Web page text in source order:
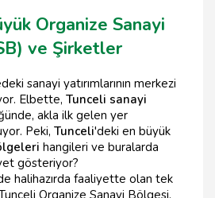
Organize Sanayi
ve Şirketler
sanayi yatırımlarının merkezi
Elbette, Tunceli sanayi
akla ilk gelen yer
Peki, Tunceli'deki en büyük
hangileri ve buralarda
gösteriyor?
halihazırda faaliyette olan tek
Organize Sanayi Bölgesi.